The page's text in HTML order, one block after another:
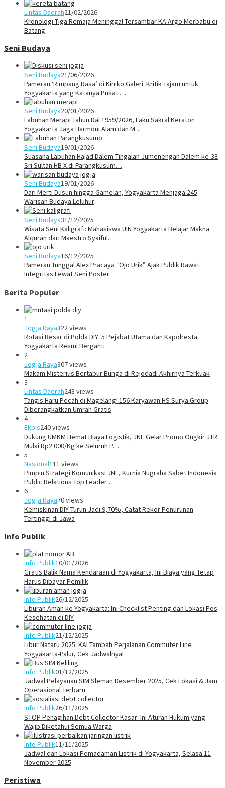
Lintas Daerah21/02/2026
Kronologi Tiga Remaja Meninggal Tersambar KA Argo Merbabu di
Batang
Seni Budaya
Seni Budaya21/06/2026
Pameran ‘Rimpang Rasa’ di Kiniko Galeri: Kritik Tajam untuk
Yogyakarta yang Katanya Pusat …
Seni Budaya20/01/2026
Labuhan Merapi Tahun Dal 1959/2026, Laku Sakral Keraton
Yogyakarta Jaga Harmoni Alam dan M…
Seni Budaya19/01/2026
Suasana Labuhan Hajad Dalem Tingalan Jumenengan Dalem ke-38
Sri Sultan HB X di Parangkusum…
Seni Budaya19/01/2026
Dari Merti Dusun hingga Gamelan, Yogyakarta Menjaga 245
Warisan Budaya Leluhur
Seni Budaya31/12/2025
Wisata Seni Kaligrafi: Mahasiswa UIN Yogyakarta Belajar Makna
Alquran dari Maestro Syaiful…
Seni Budaya16/12/2025
Pameran Tunggal Alex Pracaya “Ojo Urik” Ajak Publik Rawat
Integritas Lewat Seni Poster
Berita Populer
1
Jogja Raya322 views
Rotasi Besar di Polda DIY: 5 Pejabat Utama dan Kapolresta
Yogyakarta Resmi Berganti
2
Jogja Raya307 views
Makam Misterius Bertabur Bunga di Rejodadi Akhirnya Terkuak
3
Lintas Daerah243 views
Tangis Haru Pecah di Magelang! 156 Karyawan HS Surya Group
Diberangkatkan Umrah Gratis
4
Ekbis240 views
Dukung UMKM Hemat Biaya Logistik, JNE Gelar Promo Ongkir JTR
Mulai Rp2.000/Kg ke Seluruh P…
5
Nasional111 views
Pimpin Strategi Komunikasi JNE, Kurnia Nugraha Sabet Indonesia
Public Relations Top Leader…
6
Jogja Raya70 views
Kemiskinan DIY Turun Jadi 9,70%, Catat Rekor Penurunan
Tertinggi di Jawa
Info Publik
Info Publik10/01/2026
Gratis Balik Nama Kendaraan di Yogyakarta, Ini Biaya yang Tetap
Harus Dibayar Pemilik
Info Publik26/12/2025
Liburan Aman ke Yogyakarta: Ini Checklist Penting dan Lokasi Pos
Kesehatan di DIY
Info Publik21/12/2025
Libur Nataru 2025: KAI Tambah Perjalanan Commuter Line
Yogyakarta-Palur, Cek Jadwalnya!
Info Publik01/12/2025
Jadwal Pelayanan SIM Sleman Desember 2025, Cek Lokasi & Jam
Operasional Terbaru
Info Publik26/11/2025
STOP Penagihan Debt Collector Kasar: Ini Aturan Hukum yang
Wajib Diketahui Semua Warga
Info Publik11/11/2025
Jadwal dan Lokasi Pemadaman Listrik di Yogyakarta, Selasa 11
November 2025
Peristiwa